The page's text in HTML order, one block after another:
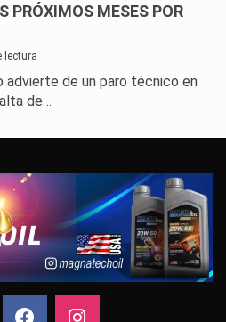
PRÓXIMOS MESES POR
lectura
de un paro técnico en
de…